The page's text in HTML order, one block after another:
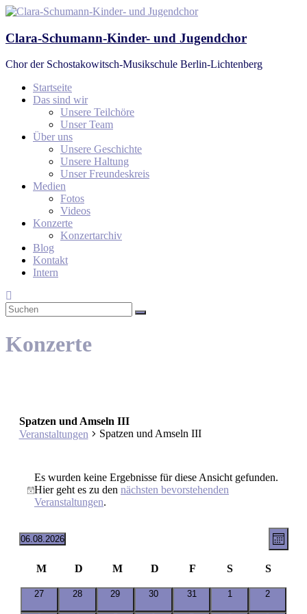
Zum
springen
Clara-Schumann-Kinder- und Jugendchor
Chor der Schostakowitsch-Musikschule Berlin-Lichtenberg
Startseite
Das sind wir
Unsere Teilchöre
Unser Team
Über uns
Unsere Geschichte
Unsere Haltung
Unser Freundeskreis
Medien
Fotos
Videos
Konzerte
Konzertarchiv
Blog
Kontakt
Intern
Konzerte
Spatzen und Amseln III
Veranstaltungen
Spatzen und Amseln III
Hinweis
Es wurden keine Ergebnisse für diese Ansicht gefunden.
Hier geht es zu den nächsten bevorstehenden
Veranstaltungen.
Monat
06.08.2026
wählen.
Kalender
von
Veranstaltungen
M
D
M
D
F
S
S
0
27
0
28
0
29
0
30
0
31
01
0
2